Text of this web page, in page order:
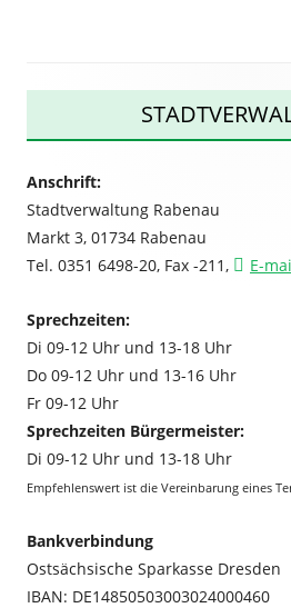
Anschrift:
Stadtverwaltung Rabenau
Markt 3, 01734 Rabenau
Tel. 0351 6498-20, Fax -211,
E-
Sprechzeiten:
Di 09-12 Uhr und 13-18 Uhr
Do 09-12 Uhr und 13-16 Uhr
Fr 09-12 Uhr
Sprechzeiten Bürgermeister:
Di 09-12 Uhr und 13-18 Uhr
Empfehlenswert ist die Vereinbarung eines
Bankverbindung
Ostsächsische Sparkasse Dresden
IBAN: DE14850503003024000460